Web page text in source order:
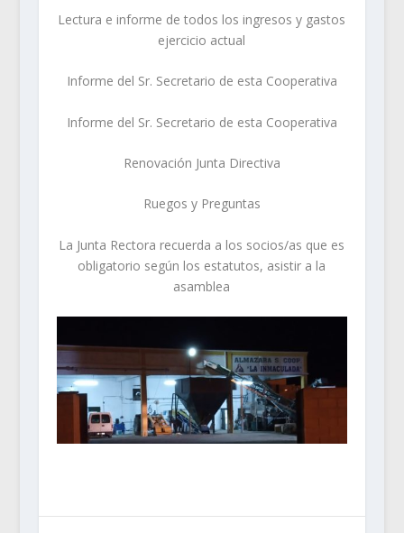
Lectura e informe de todos los ingresos y gastos
ejercicio actual
Informe del Sr. Secretario de esta Cooperativa
Informe del Sr. Secretario de esta Cooperativa
Renovación Junta Directiva
Ruegos y Preguntas
La Junta Rectora recuerda a los socios/as que es
obligatorio según los estatutos, asistir a la
asamblea